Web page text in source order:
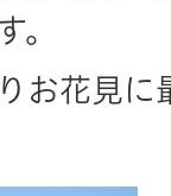
。
お花見に